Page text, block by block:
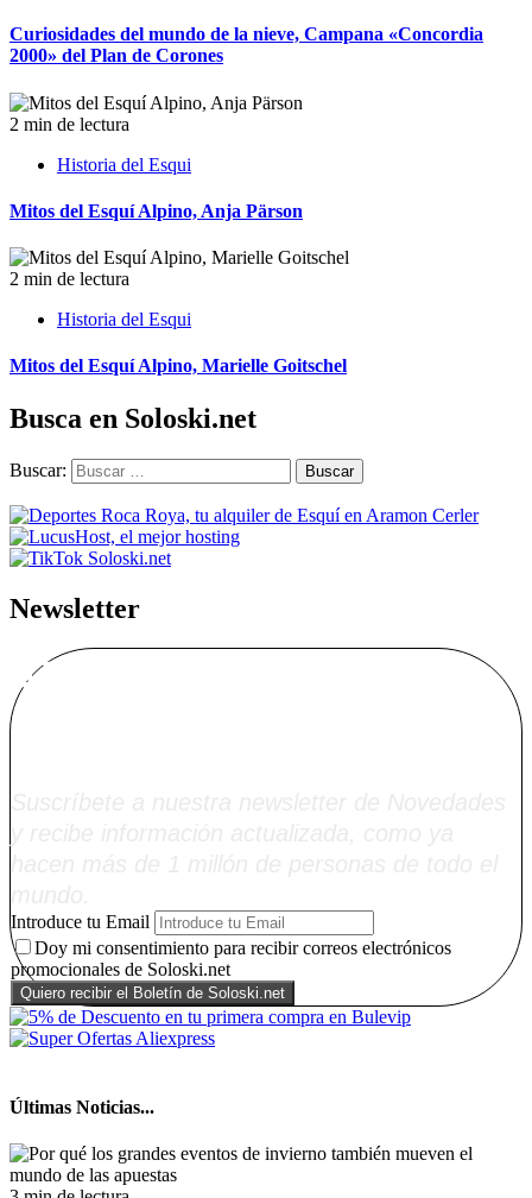
Curiosidades del mundo de la nieve, Campana «Concordia
2000» del Plan de Corones
2 min de lectura
Historia del Esqui
Mitos del Esquí Alpino, Anja Pärson
2 min de lectura
Historia del Esqui
Mitos del Esquí Alpino, Marielle Goitschel
Busca en Soloski.net
Buscar:
Newsletter
Alta Boletín
Introduce tu Email
Doy mi consentimiento para recibir correos electrónicos
promocionales de Soloski.net
Últimas Noticias...